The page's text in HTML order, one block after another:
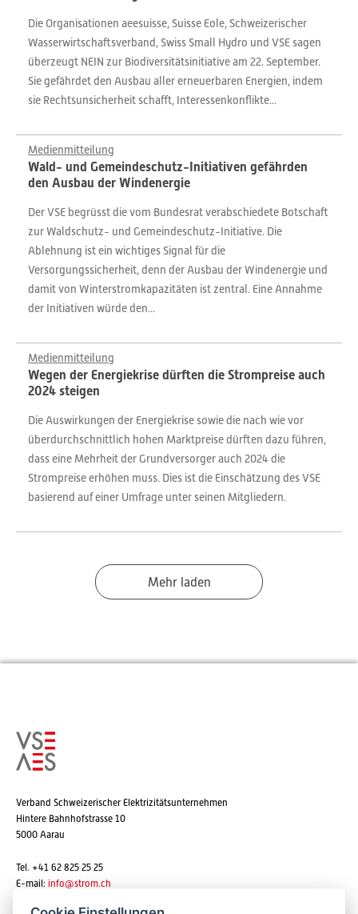
Die Organisationen aeesuisse, Suisse Eole, Schweizerischer
Wasserwirtschaftsverband, Swiss Small Hydro und VSE sagen
überzeugt NEIN zur Biodiversitätsinitiative am 22. September.
Sie gefährdet den Ausbau aller erneuerbaren Energien, indem
sie Rechtsunsicherheit schafft, Interessenkonflikte...
Medienmitteilung
Wald- und Gemeindeschutz-Initiativen gefährden
den Ausbau der Windenergie
Der VSE begrüsst die vom Bundesrat verabschiedete Botschaft
zur Waldschutz- und Gemeindeschutz-Initiative. Die
Ablehnung ist ein wichtiges Signal für die
Versorgungssicherheit, denn der Ausbau der Windenergie und
damit von Winterstromkapazitäten ist zentral. Eine Annahme
der Initiativen würde den...
Medienmitteilung
Wegen der Energiekrise dürften die Strompreise auch
2024 steigen
Die Auswirkungen der Energiekrise sowie die nach wie vor
überdurchschnittlich hohen Marktpreise dürften dazu führen,
dass eine Mehrheit der Grundversorger auch 2024 die
Strompreise erhöhen muss. Dies ist die Einschätzung des VSE
basierend auf einer Umfrage unter seinen Mitgliedern.
Mehr laden
Verband Schweizerischer Elektrizitätsunternehmen
Hintere Bahnhofstrasse 10
5000 Aarau
Tel. +41 62 825 25 25
E-mail: info@strom.ch